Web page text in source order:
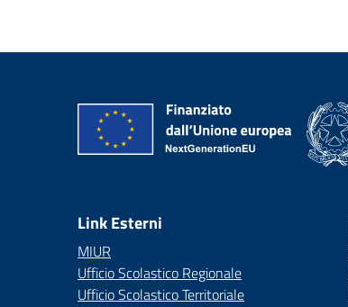
Link Esterni
MIUR
Ufficio Scolastico Regionale
Ufficio Scolastico Territoriale